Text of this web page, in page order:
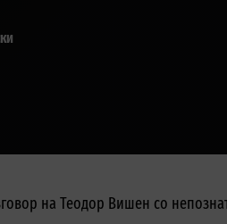
на Теодор Вишен со